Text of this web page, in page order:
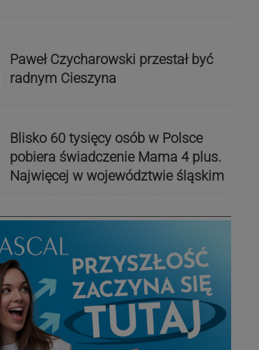
Paweł Czycharowski przestał być
radnym Cieszyna
Blisko 60 tysięcy osób w Polsce
pobiera świadczenie Mama 4 plus.
Najwięcej w województwie śląskim